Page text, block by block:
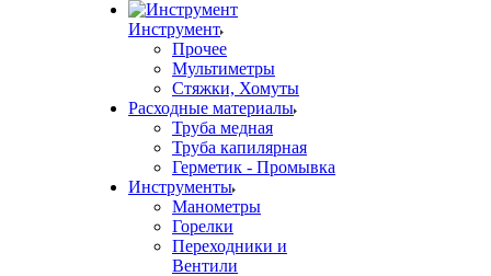
Инструмент
Прочее
Мультиметры
Стяжки, Хомуты
Расходные материалы
Труба медная
Труба капилярная
Герметик - Промывка
Инструменты
Манометры
Горелки
Переходники и
Вентили